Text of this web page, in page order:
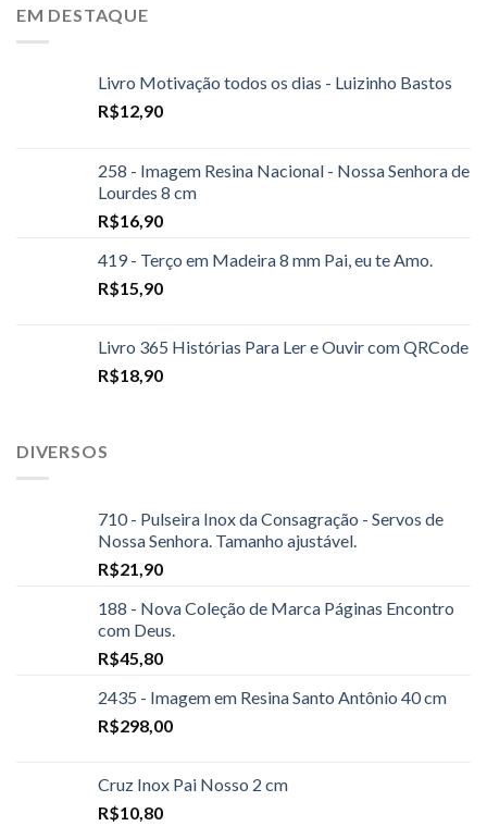
EM DESTAQUE
Livro Motivação todos os dias - Luizinho Bastos
R$12,90
258 - Imagem Resina Nacional - Nossa Senhora de
Lourdes 8 cm
R$16,90
419 - Terço em Madeira 8 mm Pai, eu te Amo.
R$15,90
Livro 365 Histórias Para Ler e Ouvir com QRCode
R$18,90
DIVERSOS
710 - Pulseira Inox da Consagração - Servos de
Nossa Senhora. Tamanho ajustável.
R$21,90
188 - Nova Coleção de Marca Páginas Encontro
com Deus.
R$45,80
2435 - Imagem em Resina Santo Antônio 40 cm
R$298,00
Cruz Inox Pai Nosso 2 cm
R$10,80